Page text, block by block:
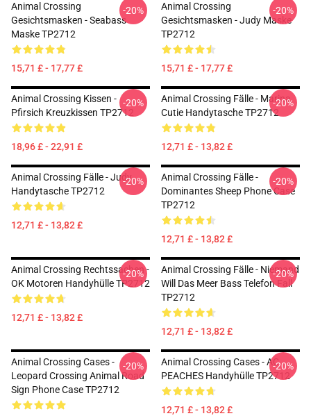
Animal Crossing
Gesichtsmasken - Seabass
Maske TP2712
15,71 £ - 17,77 £
-20%
Animal Crossing
Gesichtsmasken - Judy Maske
TP2712
15,71 £ - 17,77 £
-20%
Animal Crossing Kissen -
Pfirsich Kreuzkissen TP2712
18,96 £ - 22,91 £
-20%
Animal Crossing Fälle - Marina
Cutie Handytasche TP2712
12,71 £ - 13,82 £
-20%
Animal Crossing Fälle - Judy
Handytasche TP2712
12,71 £ - 13,82 £
-20%
Animal Crossing Fälle -
Dominantes Sheep Phone Case
TP2712
12,71 £ - 13,82 £
-20%
Animal Crossing Rechtssachen -
OK Motoren Handyhülle TP2712
12,71 £ - 13,82 £
-20%
Animal Crossing Fälle - Niemand
Will Das Meer Bass Telefon Fall
TP2712
12,71 £ - 13,82 £
-20%
Animal Crossing Cases -
Leopard Crossing Animal Road
Sign Phone Case TP2712
-20%
Animal Crossing Cases - AC
PEACHES Handyhülle TP2712
12,71 £ - 13,82 £
-20%